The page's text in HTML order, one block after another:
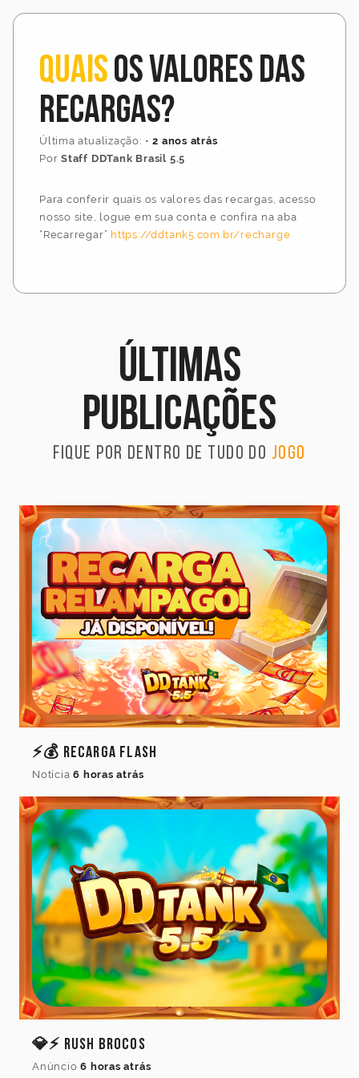
Quaisos valores das
recargas?
Última atualização: •2 anos atrás
PorStaff DDTank Brasil 5.5
Para conferir quais os valores das recargas, acesso
nosso site, logue em sua conta e confira na aba
“Recarregar” https://ddtank5.com.br/recharge
Últimas
publicações
Fique por dentro de tudo do jogo
⚡💰 Recarga Flash
Notícia 6 horas atrás
💎⚡ Rush Brocos
Anúncio 6 horas atrás